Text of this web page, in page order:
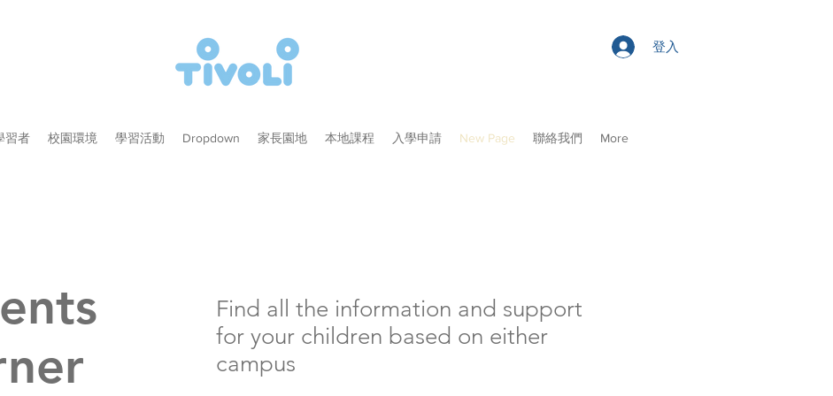
登入
習者 校園環境 學習活動 Dropdown 家長園地 本地課程 入學申請 New Page 聯絡我們 More
Find all the information and support
for your children based on either
campus